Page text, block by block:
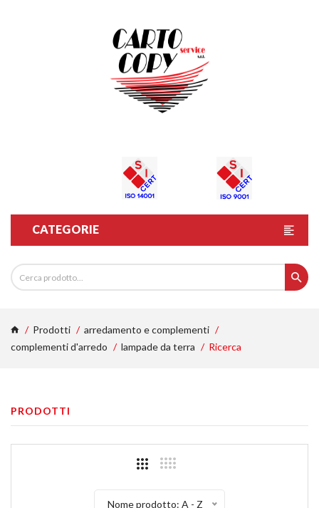
CATEGORIE
Prodotti
arredamento e complementi
complementi d'arredo
lampade da terra Ricerca
PRODOTTI
Nome prodotto: A - Z